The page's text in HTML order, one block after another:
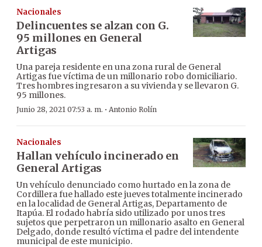
Nacionales
Delincuentes se alzan con G.
95 millones en General
Artigas
Una pareja residente en una zona rural de General
Artigas fue víctima de un millonario robo domiciliario.
Tres hombres ingresaron a su vivienda y se llevaron G.
95 millones.
Junio 28, 2021 07:53 a. m. · Antonio Rolín
Nacionales
Hallan vehículo incinerado en
General Artigas
Un vehículo denunciado como hurtado en la zona de
Cordillera fue hallado este jueves totalmente incinerado
en la localidad de General Artigas, Departamento de
Itapúa. El rodado habría sido utilizado por unos tres
sujetos que perpetraron un millonario asalto en General
Delgado, donde resultó víctima el padre del intendente
municipal de este municipio.